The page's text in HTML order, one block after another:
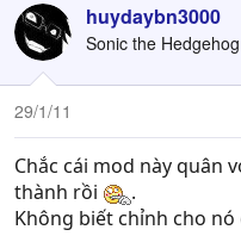
huydaybn3000
Sonic the Hedgehog
29/1/11
Chắc cái mod này quân
thành rồi
.
Không biết chỉnh cho